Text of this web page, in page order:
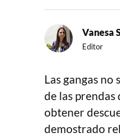
Vanesa
Editor
Las gangas
de las prendas
obtener
demostrado